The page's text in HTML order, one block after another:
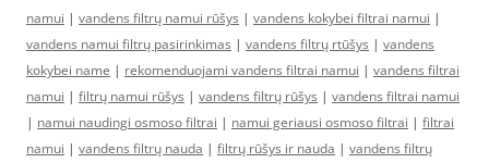
namui | vandens filtrų namui rūšys | vandens kokybei filtrai namui |
vandens namui filtrų pasirinkimas | vandens filtrų rtūšys | vandens
kokybei name | rekomenduojami vandens filtrai namui | vandens filtrai
namui | filtrų namui rūšys | vandens filtrų rūšys | vandens filtrai namui
| namui naudingi osmoso filtrai | namui geriausi osmoso filtrai | filtrai
namui | vandens filtrų nauda | filtrų rūšys ir nauda | vandens filtrų